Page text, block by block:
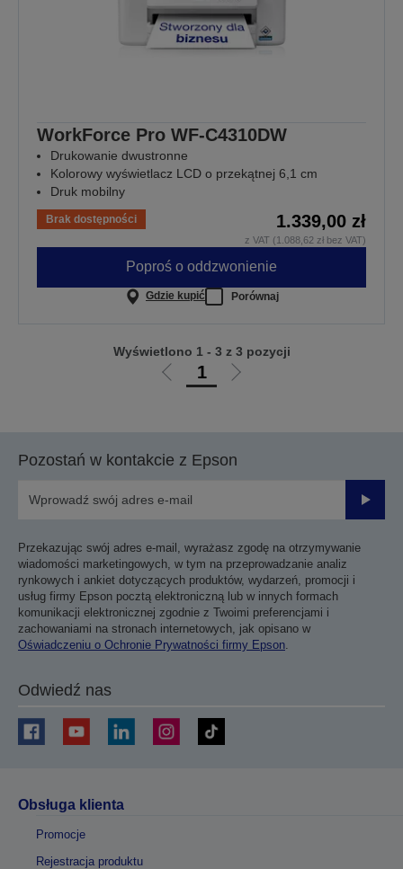
WorkForce Pro WF-C4310DW
Drukowanie dwustronne
Kolorowy wyświetlacz LCD o przekątnej 6,1 cm
Druk mobilny
Brak dostępności 1.339,00 zł
z VAT (1.088,62 zł bez VAT)
Poproś o oddzwonienie
Gdzie kupić Porównaj
Przejdź
1
Przejdź
Wyświetlono 1 - 3 z 3 pozycji
Pozostań w kontakcie z Epson
Przekazując swój adres e-mail, wyrażasz zgodę na otrzymywanie
wiadomości marketingowych, w tym na przeprowadzanie analiz
rynkowych i ankiet dotyczących produktów, wydarzeń, promocji i
usług firmy Epson pocztą elektroniczną lub w innych formach
komunikacji elektronicznej zgodnie z Twoimi preferencjami i
zachowaniami na stronach internetowych, jak opisano w
Oświadczeniu o Ochronie Prywatności firmy Epson
Odwiedź nas
Obsługa klienta
Promocje
Rejestracja produktu